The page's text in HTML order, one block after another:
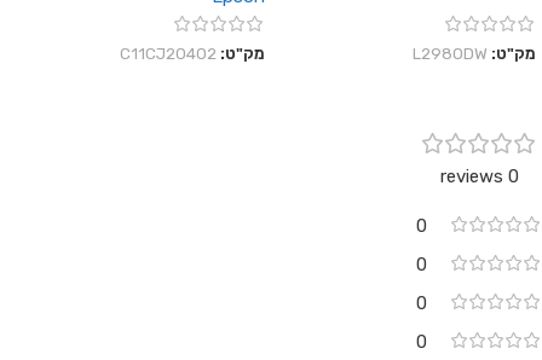
מק"ט: L2980DW מק"ט: C11CJ20402
0 reviews
0
0
0
0